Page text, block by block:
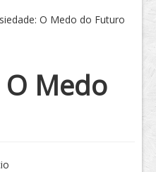
O Medo do Futuro
Medo